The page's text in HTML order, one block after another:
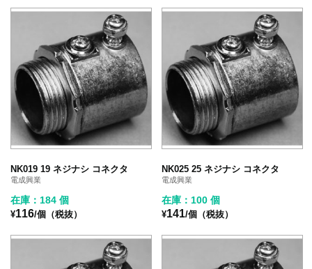
NK019 19 ネジナシ コネクタ
電成興業
在庫：184 個
¥116/個（税抜）
NK025 25 ネジナシ コネクタ
電成興業
在庫：100 個
¥141/個（税抜）